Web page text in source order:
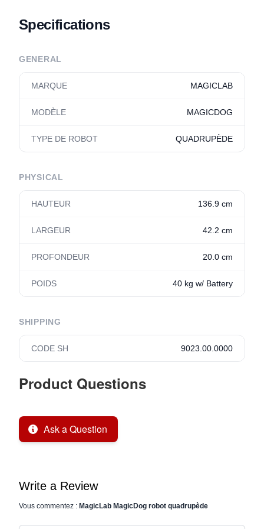
Specifications
GENERAL
MARQUE MAGICLAB
MODÈLE MAGICDOG
TYPE DE ROBOT QUADRUPÈDE
PHYSICAL
HAUTEUR 136.9 cm
LARGEUR 42.2 cm
PROFONDEUR 20.0 cm
POIDS 40 kg w/ Battery
SHIPPING
CODE SH 9023.00.0000
Product Questions
Ask a Question
Write a Review
Vous commentez : MagicLab MagicDog robot quadrupède